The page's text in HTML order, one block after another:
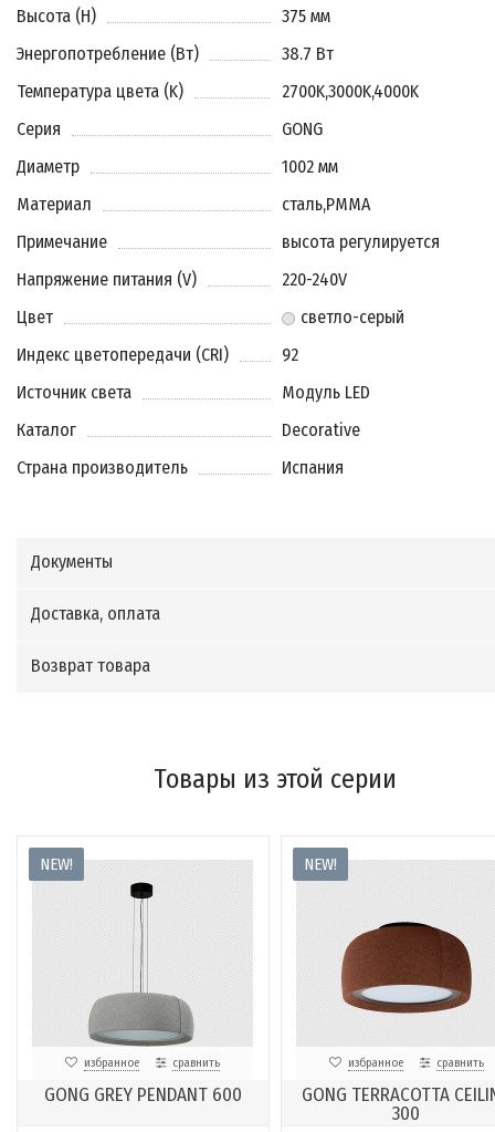
Высота (H)
375 мм
Энергопотребление (Вт)
38.7 Вт
Температура цвета (K)
2700K,3000K,4000K
Серия
GONG
Диаметр
1002 мм
Материал
сталь,PMMA
Примечание
высота регулируется
Напряжение питания (V)
220-240V
Цвет
светло-серый
Индекс цветопередачи (CRI)
92
Источник света
Модуль LED
Каталог
Decorative
Страна производитель
Испания
Документы
Доставка, оплата
Возврат товара
Товары из этой серии
NEW!
избранное сравнить
GONG GREY PENDANT 600
NEW!
избранное сравнить
GONG TERRACOTTA
300